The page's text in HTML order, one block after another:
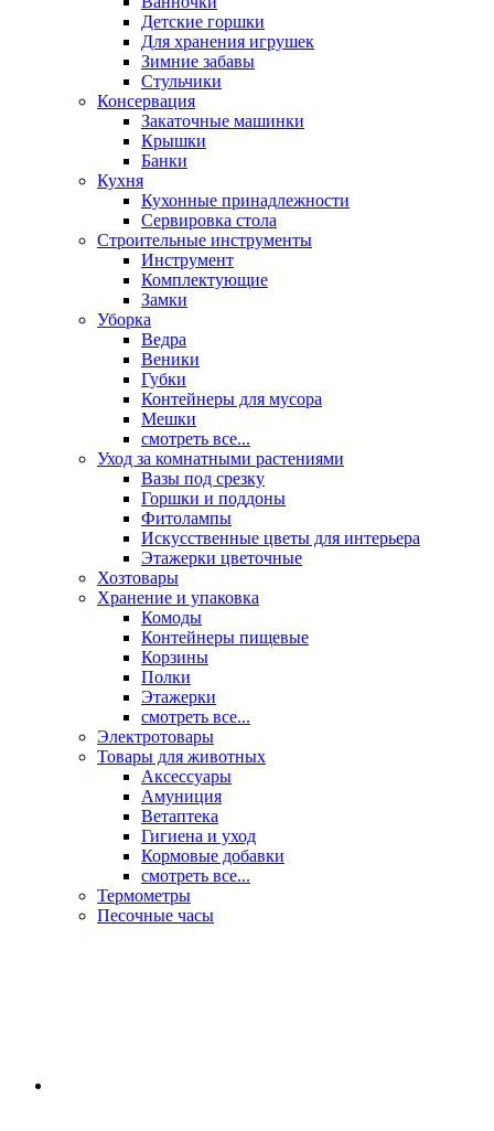
Детские горшки
Для хранения игрушек
Зимние забавы
Стульчики
Консервация
Закаточные машинки
Крышки
Банки
Кухня
Кухонные принадлежности
Сервировка стола
Строительные инструменты
Инструмент
Комплектующие
Замки
Уборка
Ведра
Веники
Губки
Контейнеры для мусора
Мешки
смотреть все...
Уход за комнатными растениями
Вазы под срезку
Горшки и поддоны
Фитолампы
Искусственные цветы для интерьера
Этажерки цветочные
Хозтовары
Хранение и упаковка
Комоды
Контейнеры пищевые
Корзины
Полки
Этажерки
смотреть все...
Электротовары
Товары для животных
Аксессуары
Амуниция
Ветаптека
Гигиена и уход
Кормовые добавки
смотреть все...
Термометры
Песочные часы